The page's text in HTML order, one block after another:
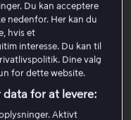
League-pakken og
per-view-køb. For at
i vores
Du kan acceptere
nedenfor. Her kan du
hvis et
interesse. Du kan til
Dine valg
for dette website.
data for at levere:
Aktivt